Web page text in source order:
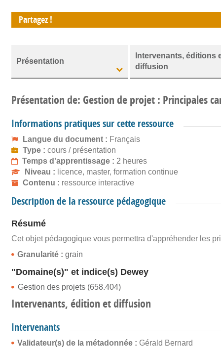
Partagez !
Présentation
Intervenants, éditions
diffusion
Présentation de: Gestion de projet : Principales
Informations pratiques sur cette ressource
Langue du document : Français
Type : cours / présentation
Temps d'apprentissage : 2 heures
Niveau : licence, master, formation continue
Contenu : ressource interactive
Description de la ressource pédagogique
Résumé
Cet objet pédagogique vous permettra d'appréhender les
Granularité : grain
"Domaine(s)" et indice(s) Dewey
Gestion des projets (658.404)
Intervenants, édition et diffusion
Intervenants
Validateur(s) de la métadonnée : Gérald Bernard